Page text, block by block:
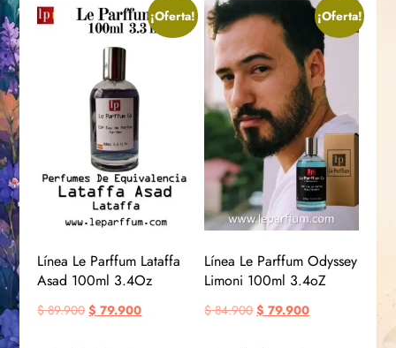
¡Oferta!
Línea Le Parffum Lataffa
Asad 100ml 3.4Oz
$89.900 $ 79.900
¡Oferta!
Línea Le Parffum Odyssey
Limoni 100ml 3.4oZ
$84.900 $ 79.900